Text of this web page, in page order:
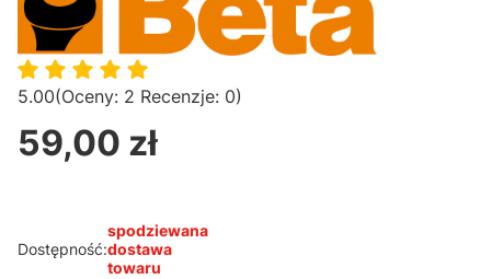
5.00(Oceny: 2 Recenzje: 0)
Cena
59,00 zł
Dostępność:
spodziewana
dostawa
towaru